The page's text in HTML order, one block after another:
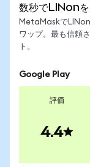
数秒でLINon
MetaMaskで
ワップ。最も信頼
ト。
Google Play
評価
4.4